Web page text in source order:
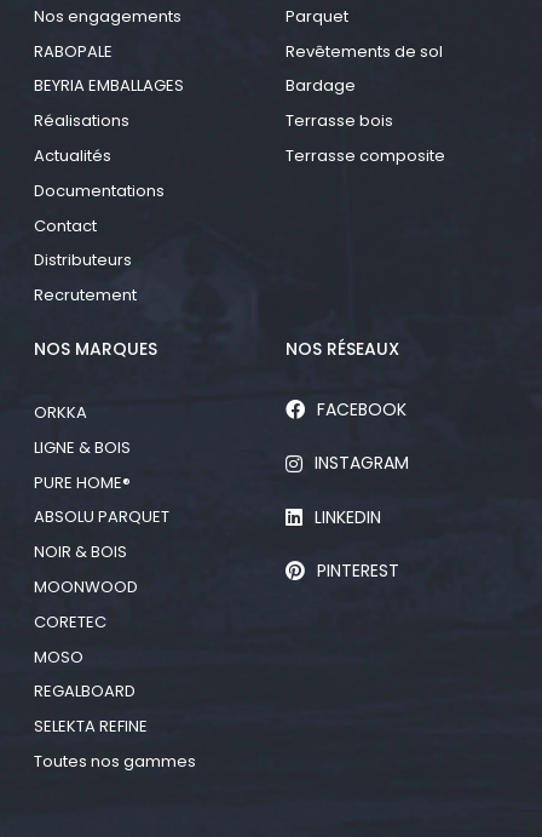
Nos engagements
RABOPALE
BEYRIA EMBALLAGES
Réalisations
Actualités
Documentations
Contact
Distributeurs
Recrutement
Parquet
Revêtements de sol
Bardage
Terrasse bois
Terrasse composite
NOS MARQUES
ORKKA
LIGNE & BOIS
PURE HOME®
ABSOLU PARQUET
NOIR & BOIS
MOONWOOD
CORETEC
MOSO
REGALBOARD
SELEKTA REFINE
Toutes nos gammes
NOS RÉSEAUX
FACEBOOK
INSTAGRAM
LINKEDIN
PINTEREST